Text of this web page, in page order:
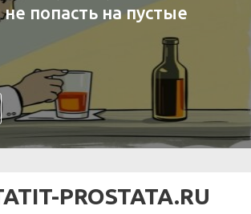
попасть на пустые
PROSTATA.RU